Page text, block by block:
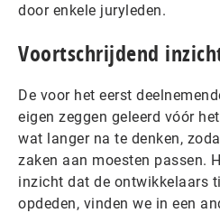
door enkele juryleden.
Voortschrijdend
De voor het eerst
eigen zeggen geleerd vóór
wat langer na te denken,
zaken aan moesten passen.
inzicht dat de ontwikkelaars
opdeden, vinden we in een